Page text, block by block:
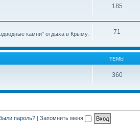
185
камни" отдыха в Крыму.
71
ТЕМЫ
360
пароль? | Запомнить меня